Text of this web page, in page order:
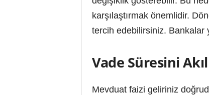
karşılaştırmak önemlidir.
tercih edebilirsiniz. Bankalar
Vade Süresini
Mevduat faizi geliriniz